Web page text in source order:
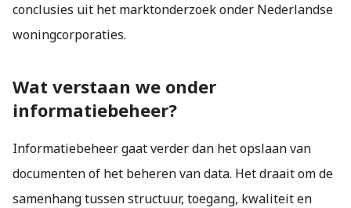
conclusies uit het marktonderzoek onder Nederlandse
woningcorporaties.
Wat verstaan we onder
informatiebeheer?
Informatiebeheer gaat verder dan het opslaan van
documenten of het beheren van data. Het draait om de
samenhang tussen structuur, toegang, kwaliteit en